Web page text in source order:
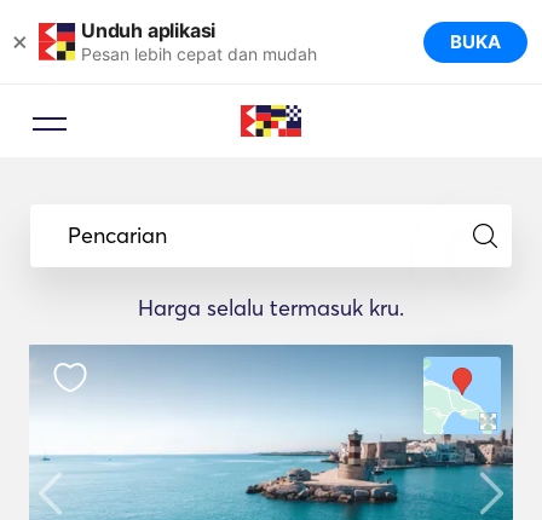
× Unduh aplikasi
Pesan lebih cepat dan mudah BUKA
Pencarian
Harga selalu termasuk kru.